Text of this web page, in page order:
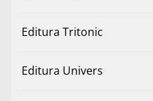
Editura Tritonic
Editura Univers